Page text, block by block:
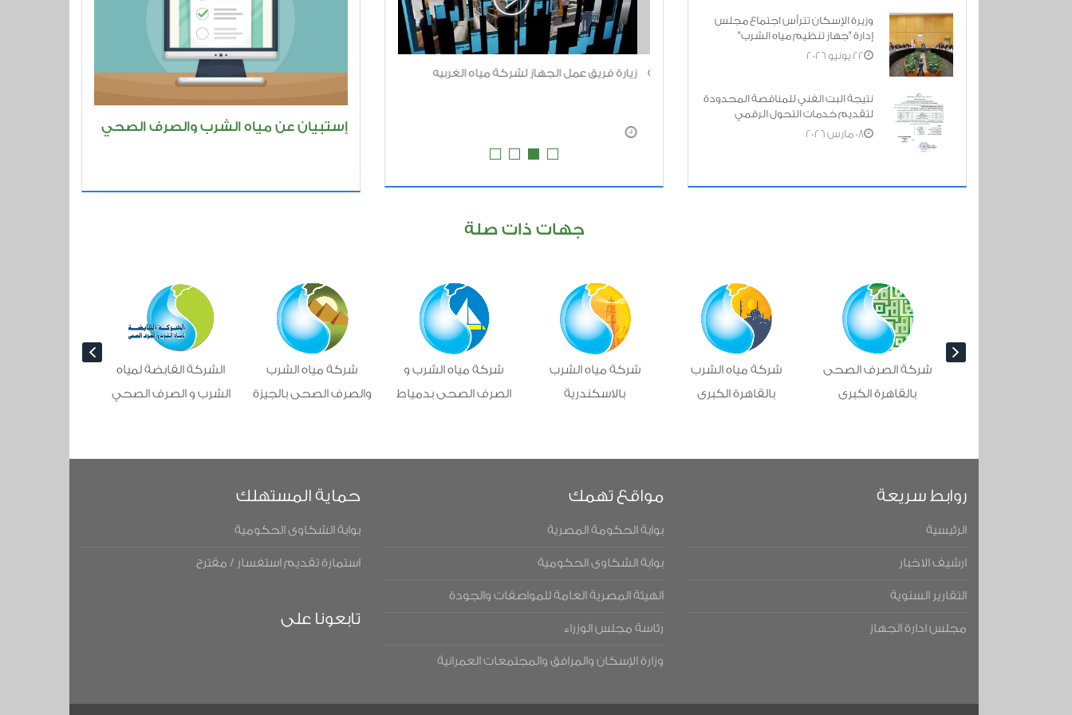
وزيرة الإسكان تترأس اجتماع مجلس
إدارة "جهاز تنظيم مياه الشرب"
22 يونيو 2026
نتيجة البت الفني للمناقصة المحدودة
لتقديم خدمات التحول الرقمي
08 مارس 2026
قيام فريق عمل الجهاز بالمشاركه في اعمال لجنه
تسليم مشروعات مياه الشرب والصرف الصحي
لشركه مياه الشرب والصرف الصحي باسيوط
زيارة فريق عمل الجهاز لشركة مياه الغربيه الزيارة الميدانية لمحافظة كفر الشيخ 2-2021 الزيارة الميدانية لمحافظة المنوفية
إستبيان عن مياه الشرب والصرف الصحي
جهات ذات صلة
شركة الصرف الصحى
شركة مياه الشرب
بالقاهرة الكبرى
شركة مياه الشرب
بالاسكندرية
شركة مياه الشرب و
الصرف الصحى بدمياط
شركة مياه الشرب
والصرف الصحى بالجيزة
الشركة القابضة لمياه
الشرب و الصرف الصحي
شركة الصرف الصحى
بالاسكندرية
روابط سريعة
الرئيسية
ارشيف الاخبار
التقارير السنوية
مجلس ادارة الجهاز
مواقع تهمك
بوابة الحكومة المصرية
بوابة الشكاوى الحكومية
الهيئة المصرية العامة للمواصفات والجودة
رئاسة مجلس الوزراء
وزارة الإسكان والمرافق والمجتمعات العمرانية
حماية المستهلك
بوابة الشكاوى الحكومية
استمارة تقديم استفسار / مقترح
تابعونا على